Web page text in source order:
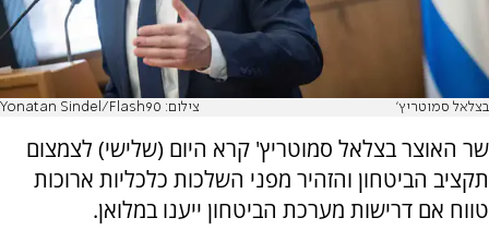
בצלאל סמוטריץ' צילום: Yonatan Sindel/Flash90
שר האוצר בצלאל סמוטריץ' קרא היום (שלישי) לצמצום
תקציב הביטחון והזהיר מפני השלכות כלכליות ארוכות
טווח אם דרישות מערכת הביטחון ייענו במלואן.